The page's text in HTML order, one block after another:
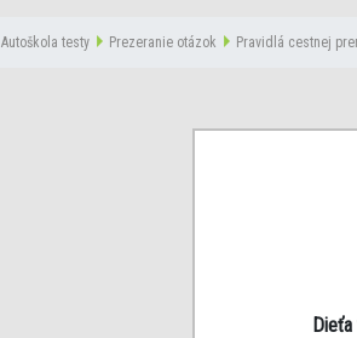
Autoškola testy Prezeranie otázok Pravidlá cestnej